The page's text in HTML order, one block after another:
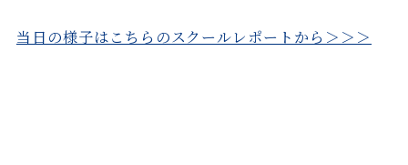
当日の様子はこちらのスクールレポートから＞＞＞